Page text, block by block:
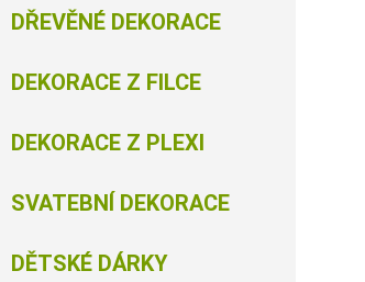
DŘEVĚNÉ DEKORACE
DEKORACE Z FILCE
DEKORACE Z PLEXI
SVATEBNÍ DEKORACE
DĚTSKÉ DÁRKY